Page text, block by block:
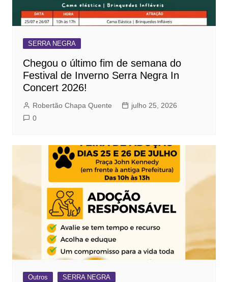
SERRA NEGRA
Chegou o último fim de semana do
Festival de Inverno Serra Negra In
Concert 2026!
Robertão Chapa Quente
julho 25, 2026
0
Outros SERRA NEGRA